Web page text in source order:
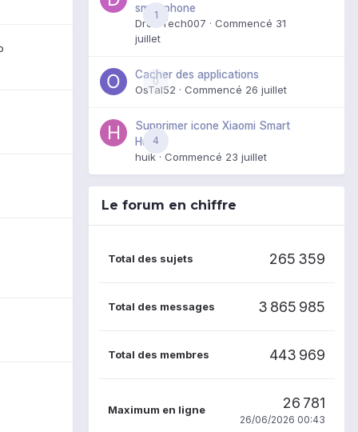
1
smartphone
DroidTech007 · Commencé 31
juillet
0
Cacher des applications
OsTal52 · Commencé 26 juillet
4
Supprimer icone Xiaomi Smart
Hub
huik · Commencé 23 juillet
Le forum en chiffre
Total des sujets 265 359
Total des messages 3 865 985
Total des membres 443 969
Maximum en ligne 26 781
26/06/2026 00:43